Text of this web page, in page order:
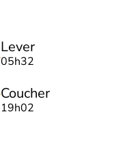
Lever
05h32
Coucher
19h02